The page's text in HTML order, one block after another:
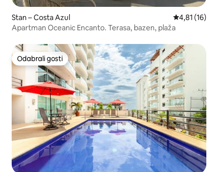
Stan – Costa Azul Prosječna
4,81 (16)
Apartman Oceanic Encanto. Terasa, bazen, plaža
Odabrali gosti
Odabrali gosti